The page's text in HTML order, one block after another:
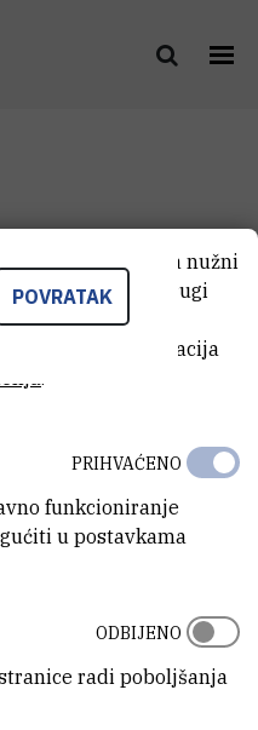
POVRATAK
od tih kolačića nužni
stranice, dok se drugi
stranice radi
Za više informacija
.
funkcioniranje
u postavkama
PRIHVAĆENO
radi poboljšanja
ODBIJENO